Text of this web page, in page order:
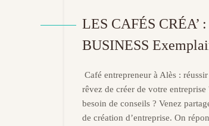
LES CAFÉS CRÉA’
BUSINESS
Café entrepreneur à Alès :
rêvez de créer de votre
besoin de conseils ? Venez
de création d’entreprise. On